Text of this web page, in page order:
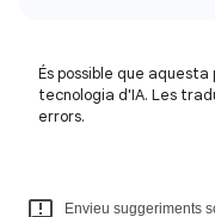
És possible que
tecnologia d'IA. Les
errors.
Envieu suggeriments